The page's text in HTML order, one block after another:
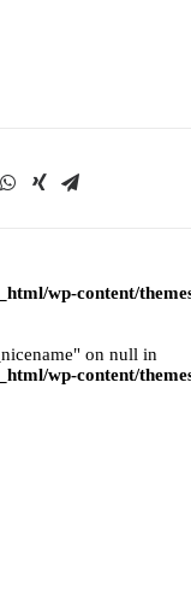
wp-content/
on null in
wp-content/